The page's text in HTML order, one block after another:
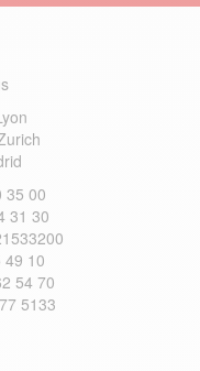
35 00
31 30
49 10
54 70
5133